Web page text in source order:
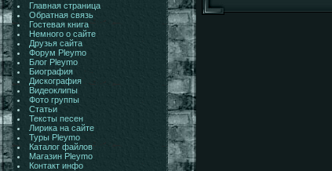
Главная страница
Обратная связь
Гостевая книга
Немного о сайте
Друзья сайта
Форум Pleymo
Блог Pleymo
Биография
Дискография
Видеоклипы
Фото группы
Статьи
Тексты песен
Лирика на сайте
Туры Pleymo
Каталог файлов
Магазин Pleymo
Контакт инфо